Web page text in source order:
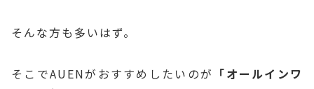
そんな方も多いはず。
そこでAUENがおすすめしたいのが 「オールインワ